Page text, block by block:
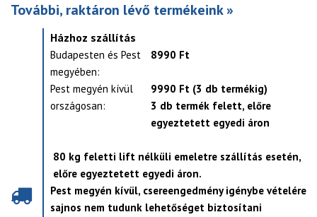
További, raktáron lévő termékeink »
Házhoz szállítás
Budapesten és Pest
megyében:
8990 Ft
Pest megyén kívül
országosan:
9990 Ft (3 db termékig)
3 db termék felett, előre
egyeztetett egyedi áron
80 kg feletti lift nélküli emeletre szállítás esetén,
előre egyeztetett egyedi áron.
Pest megyén kívül, csereengedmény igénybe vételére
sajnos nem tudunk lehetőséget biztosítani